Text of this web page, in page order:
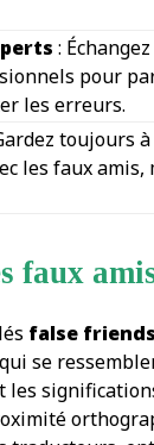
:
pour
les erreurs.
toujours
les faux amis,
faux
false friends
se
les